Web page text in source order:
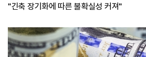
"긴축 장기화에 따른 불확실성 커져"